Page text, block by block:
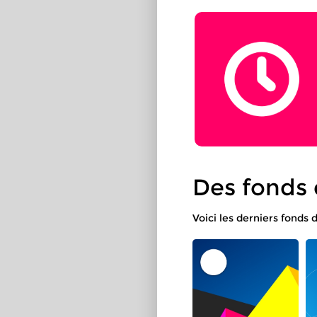
Doochronos
Vous avez besoin
d'un minuteur ?
Des fonds
Voici les derniers fonds